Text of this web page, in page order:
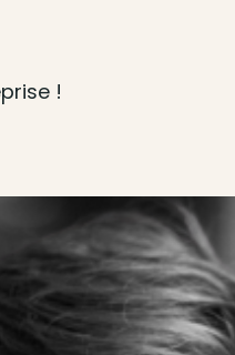
!